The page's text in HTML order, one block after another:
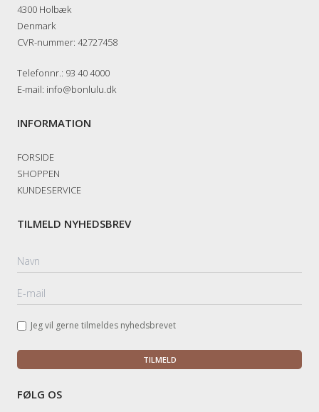
4300 Holbæk
Denmark
CVR-nummer: 42727458
Telefonnr.: 93 40 4000
E-mail: info@bonlulu.dk
INFORMATION
FORSIDE
SHOPPEN
KUNDESERVICE
TILMELD NYHEDSBREV
Jeg vil gerne tilmeldes nyhedsbrevet
TILMELD
FØLG OS